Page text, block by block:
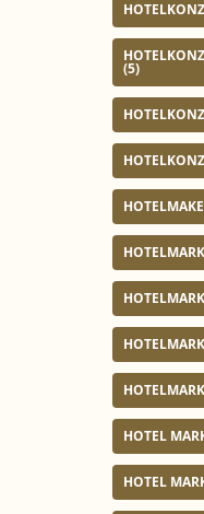
(5)
HOTEL
HOTEL